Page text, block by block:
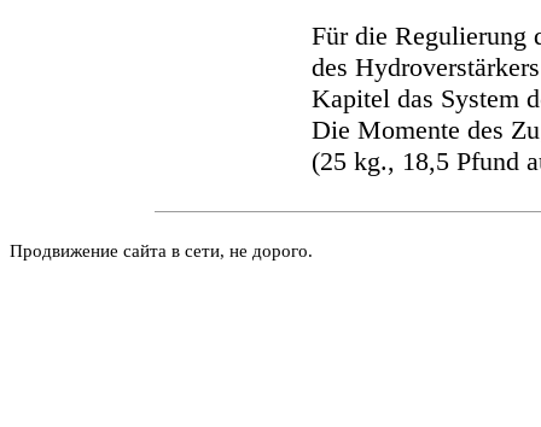
Für die Regulierung
des
Kapitel das System
Die Momente des
(25 kg., 18,5 Pfund
Продвижение сайта в сети, не дорого.